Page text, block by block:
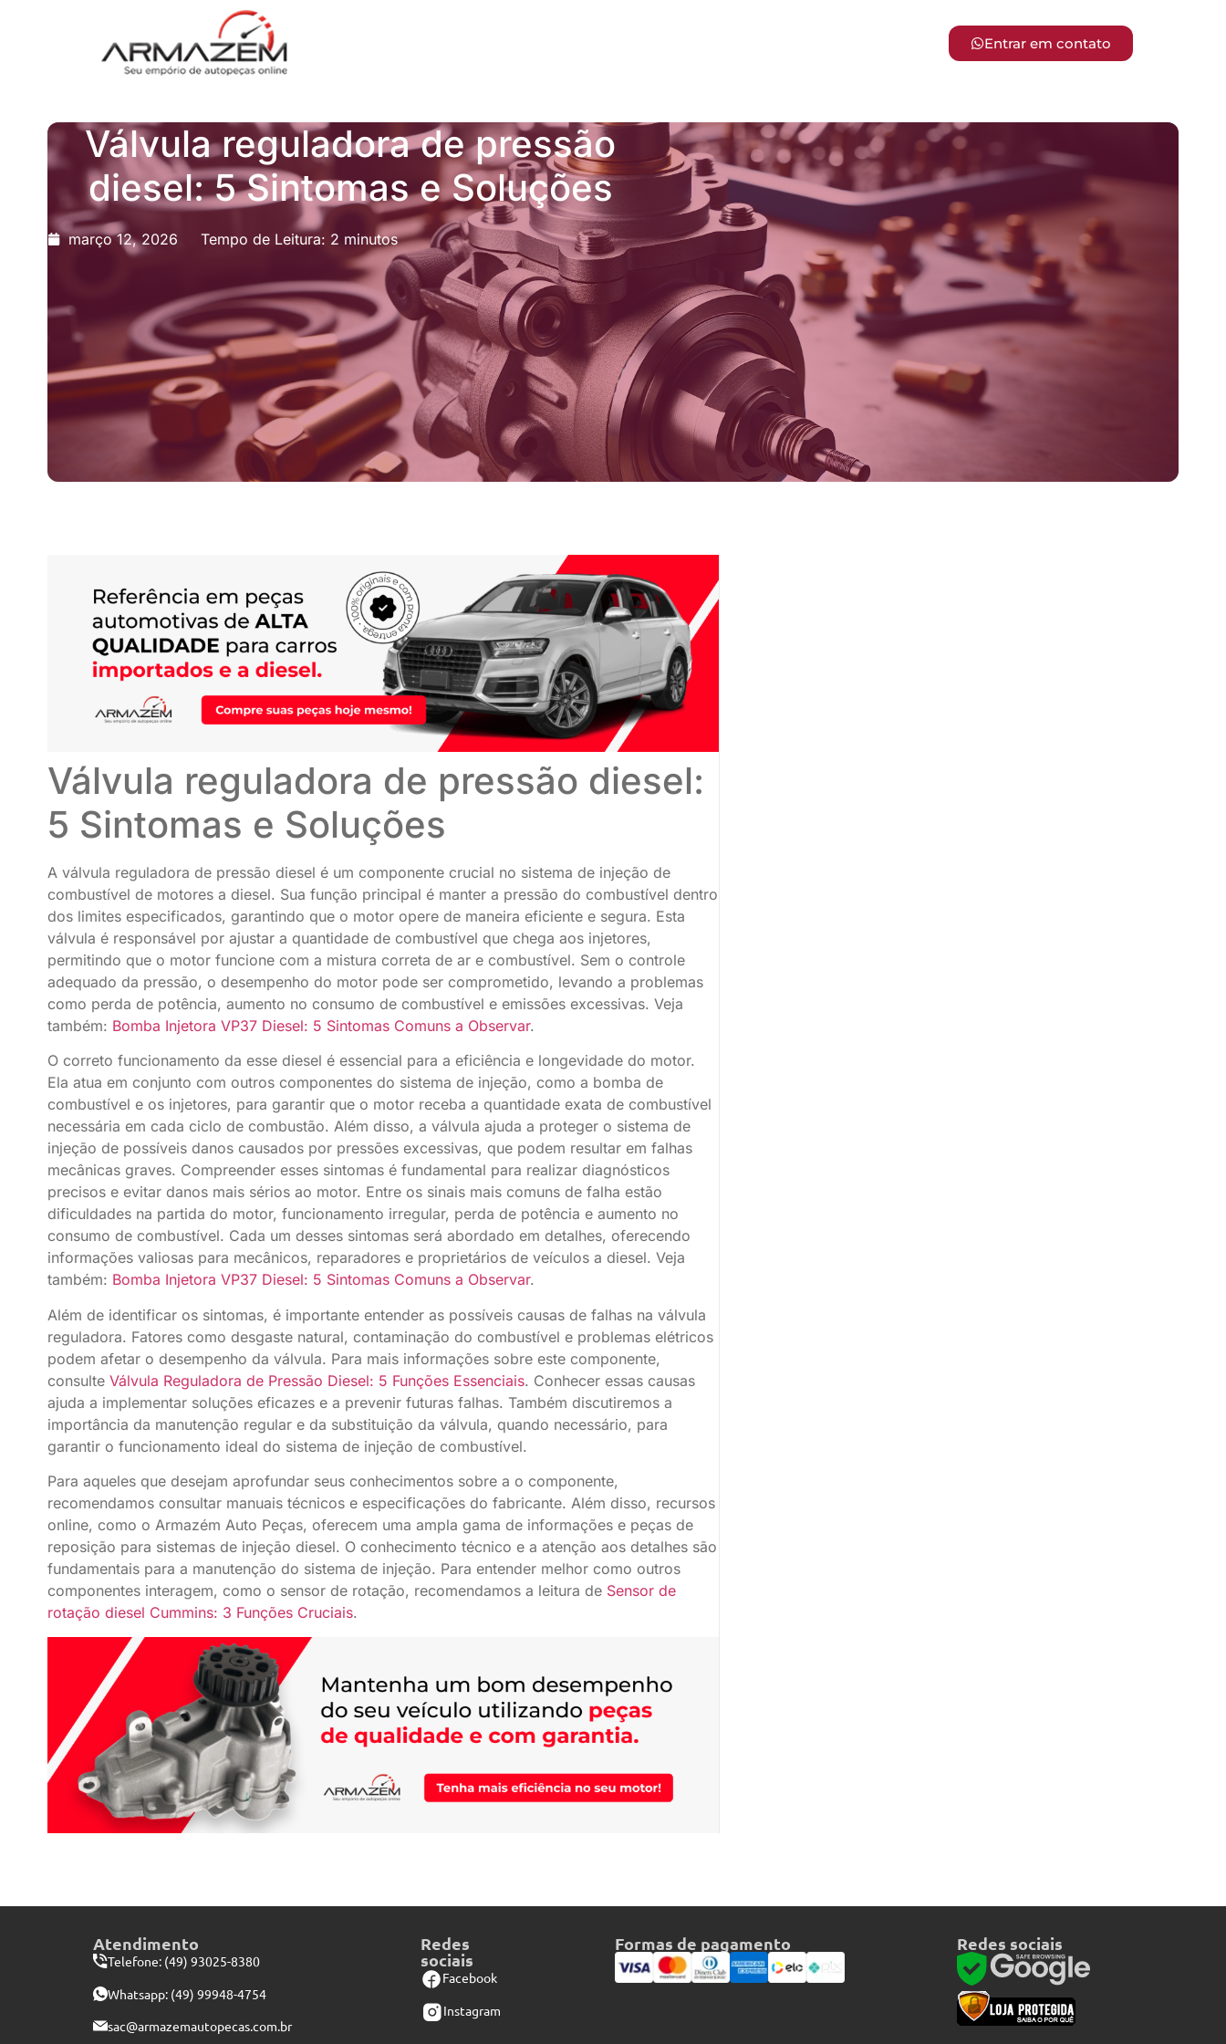
Entrar em contato
Válvula reguladora de pressão
diesel: 5 Sintomas e Soluções
março 12, 2026 Tempo de Leitura: 2 minutos
Válvula reguladora de pressão diesel:
5 Sintomas e Soluções
A válvula reguladora de pressão diesel é um componente crucial no sistema de injeção de
combustível de motores a diesel. Sua função principal é manter a pressão do combustível dentro
dos limites especificados, garantindo que o motor opere de maneira eficiente e segura. Esta
válvula é responsável por ajustar a quantidade de combustível que chega aos injetores,
permitindo que o motor funcione com a mistura correta de ar e combustível. Sem o controle
adequado da pressão, o desempenho do motor pode ser comprometido, levando a problemas
como perda de potência, aumento no consumo de combustível e emissões excessivas. Veja
também: Bomba Injetora VP37 Diesel: 5 Sintomas Comuns a Observar.
O correto funcionamento da esse diesel é essencial para a eficiência e longevidade do motor.
Ela atua em conjunto com outros componentes do sistema de injeção, como a bomba de
combustível e os injetores, para garantir que o motor receba a quantidade exata de combustível
necessária em cada ciclo de combustão. Além disso, a válvula ajuda a proteger o sistema de
injeção de possíveis danos causados por pressões excessivas, que podem resultar em falhas
mecânicas graves. Compreender esses sintomas é fundamental para realizar diagnósticos
precisos e evitar danos mais sérios ao motor. Entre os sinais mais comuns de falha estão
dificuldades na partida do motor, funcionamento irregular, perda de potência e aumento no
consumo de combustível. Cada um desses sintomas será abordado em detalhes, oferecendo
informações valiosas para mecânicos, reparadores e proprietários de veículos a diesel. Veja
também: Bomba Injetora VP37 Diesel: 5 Sintomas Comuns a Observar.
Além de identificar os sintomas, é importante entender as possíveis causas de falhas na válvula
reguladora. Fatores como desgaste natural, contaminação do combustível e problemas elétricos
podem afetar o desempenho da válvula. Para mais informações sobre este componente,
consulte Válvula Reguladora de Pressão Diesel: 5 Funções Essenciais. Conhecer essas causas
ajuda a implementar soluções eficazes e a prevenir futuras falhas. Também discutiremos a
importância da manutenção regular e da substituição da válvula, quando necessário, para
garantir o funcionamento ideal do sistema de injeção de combustível.
Para aqueles que desejam aprofundar seus conhecimentos sobre a o componente,
recomendamos consultar manuais técnicos e especificações do fabricante. Além disso, recursos
online, como o Armazém Auto Peças, oferecem uma ampla gama de informações e peças de
reposição para sistemas de injeção diesel. O conhecimento técnico e a atenção aos detalhes são
fundamentais para a manutenção do sistema de injeção. Para entender melhor como outros
componentes interagem, como o sensor de rotação, recomendamos a leitura de Sensor de
rotação diesel Cummins: 3 Funções Cruciais.
Atendimento
Telefone: (49) 93025-8380
Whatsapp: (49) 99948-4754
sac@armazemautopecas.com.br
Redes
sociais
Facebook
Instagram
Formas de pagamento Redes sociais